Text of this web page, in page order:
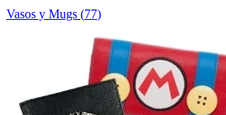
Vasos y Mugs (77)